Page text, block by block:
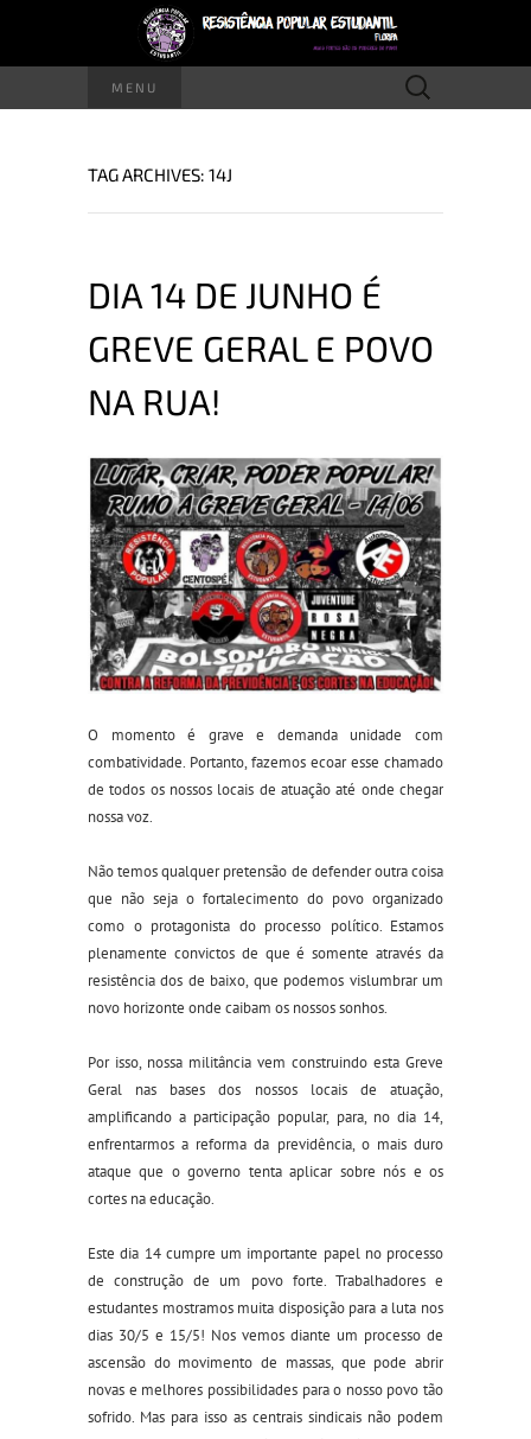
MENU
Pesquisar
por:
TAG ARCHIVES: 14J
DIA 14 DE JUNHO É
GREVE GERAL E POVO
NA RUA!
O momento é grave e demanda unidade com
combatividade. Portanto, fazemos ecoar esse chamado
de todos os nossos locais de atuação até onde chegar
nossa voz.
Não temos qualquer pretensão de defender outra coisa
que não seja o fortalecimento do povo organizado
como o protagonista do processo político. Estamos
plenamente convictos de que é somente através da
resistência dos de baixo, que podemos vislumbrar um
novo horizonte onde caibam os nossos sonhos.
Por isso, nossa militância vem construindo esta Greve
Geral nas bases dos nossos locais de atuação,
amplificando a participação popular, para, no dia 14,
enfrentarmos a reforma da previdência, o mais duro
ataque que o governo tenta aplicar sobre nós e os
cortes na educação.
Este dia 14 cumpre um importante papel no processo
de construção de um povo forte. Trabalhadores e
estudantes mostramos muita disposição para a luta nos
dias 30/5 e 15/5! Nos vemos diante um processo de
ascensão do movimento de massas, que pode abrir
novas e melhores possibilidades para o nosso povo tão
sofrido. Mas para isso as centrais sindicais não podem